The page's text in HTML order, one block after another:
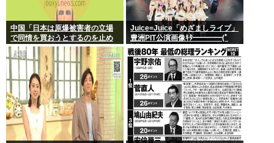
中国「日本は原爆被害者の立場
で同情を買おうとするのを止め
ろ」
Juice=Juice「めざましライブ」
豊洲PIT公演画像ｷﾀ━━━━(ﾟ
∀ﾟ)━━━━!!